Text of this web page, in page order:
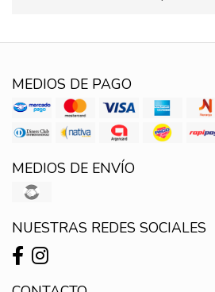
MEDIOS DE PAGO
MEDIOS DE ENVÍO
NUESTRAS REDES SOCIALES